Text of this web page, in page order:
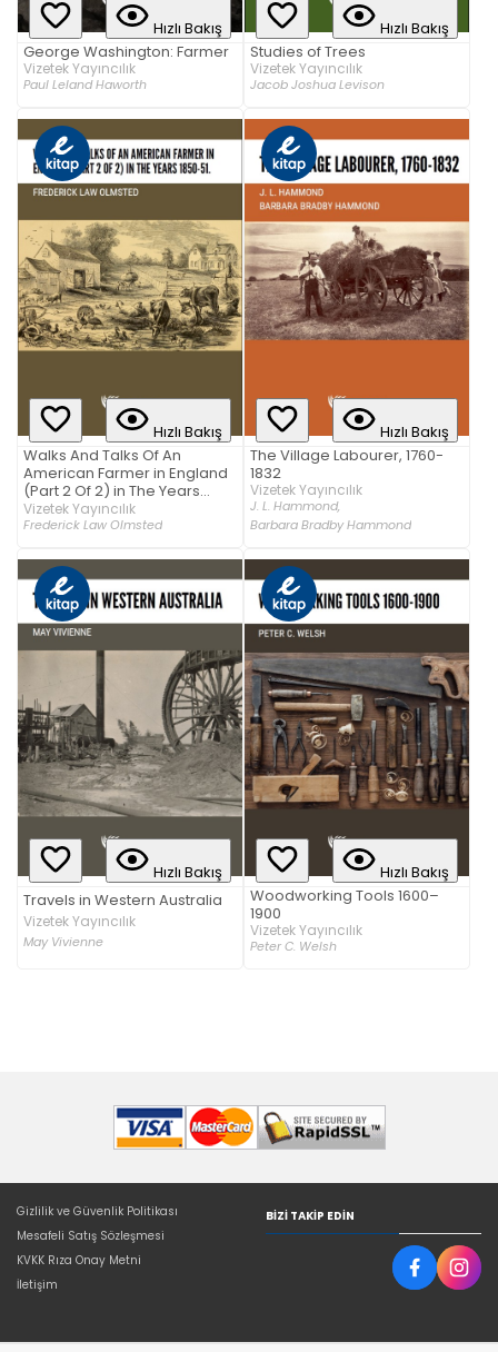
Hızlı Bakış
George Washington: Farmer
Vizetek Yayıncılık
Paul Leland Haworth
Hızlı Bakış
Studies of Trees
Vizetek Yayıncılık
Jacob Joshua Levison
Hızlı Bakış
Walks And Talks Of An
American Farmer in England
(Part 2 Of 2) in The Years
18551.
Vizetek Yayıncılık
Frederick Law Olmsted
Hızlı Bakış
The Village Labourer, 1760-
1832
Vizetek Yayıncılık
J. L. Hammond,
Barbara Bradby Hammond
Hızlı Bakış
Travels in Western Australia
Vizetek Yayıncılık
May Vivienne
Hızlı Bakış
Woodworking Tools 1600–
1900
Vizetek Yayıncılık
Peter C. Welsh
Gizlilik ve Güvenlik Politikası
Mesafeli Satış Sözleşmesi
KVKK Rıza Onay Metni
İletişim
BIZI TAKIP EDIN